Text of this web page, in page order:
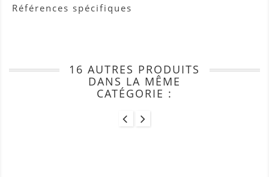
Références spécifiques
16 AUTRES PRODUITS
DANS LA MÊME
CATÉGORIE :